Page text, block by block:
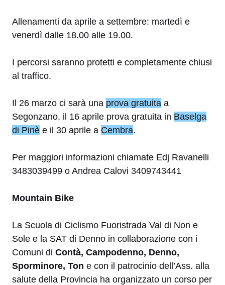
Allenamenti da aprile a settembre: martedì e
venerdì dalle 18.00 alle 19.00.
I percorsi saranno protetti e completamente chiusi
al traffico.
Il 26 marzo ci sarà una prova gratuita a
Segonzano, il 16 aprile prova gratuita in Baselga
di Pinè e il 30 aprile a Cembra.
Per maggiori informazioni chiamate Edj Ravanelli
3483039499 o Andrea Calovi 3409743441
Mountain Bike
La Scuola di Ciclismo Fuoristrada Val di Non e
Sole e la SAT di Denno in collaborazione con i
Comuni di Contà, Campodenno, Denno,
Sporminore, Ton e con il patrocinio dell’Ass. alla
salute della Provincia ha organizzato un corso per